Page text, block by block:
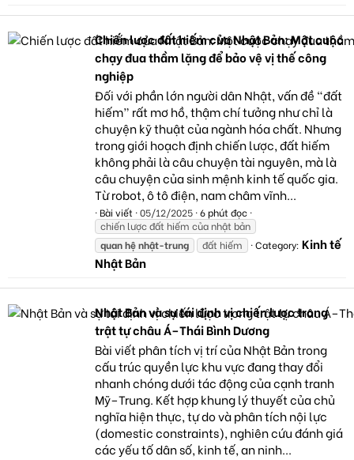
Chiến lược đất hiếm của Nhật Bản: Một cuộc
chạy đua thầm lặng để bảo vệ vị thế công
nghiệp
Đối với phần lớn người dân Nhật, vấn đề “đất
hiếm” rất mơ hồ, thậm chí tưởng như chỉ là
chuyện kỹ thuật của ngành hóa chất. Nhưng
trong giới hoạch định chiến lược, đất hiếm
không phải là câu chuyện tài nguyên, mà là
câu chuyện của sinh mệnh kinh tế quốc gia.
Từ robot, ô tô điện, nam châm vĩnh...
Bài viết 05/12/2025 6 phút đọc
chiến lược đất hiếm của nhật bản
quanhệnhật-trung đất hiếm Category: Kinh tế
Nhật Bản
Nhật Bản và sự tái định vị chiến lược trong
trật tự châu Á–Thái Bình Dương
Bài viết phân tích vị trí của Nhật Bản trong
cấu trúc quyền lực khu vực đang thay đổi
nhanh chóng dưới tác động của cạnh tranh
Mỹ–Trung. Kết hợp khung lý thuyết của chủ
nghĩa hiện thực, tự do và phân tích nội lực
(domestic constraints), nghiên cứu đánh giá
các yếu tố dân số, kinh tế, an ninh...